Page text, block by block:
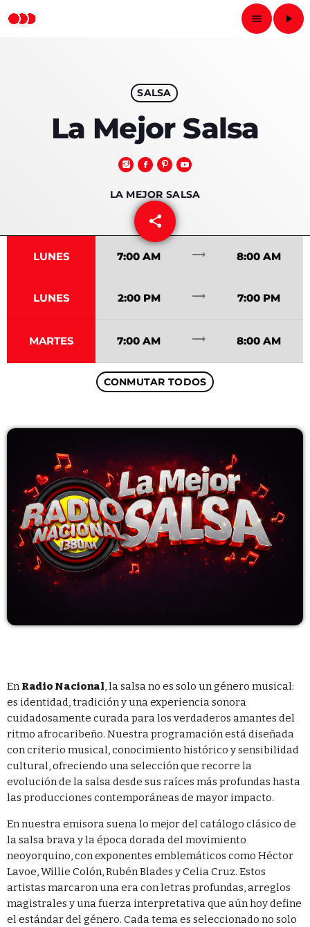
menu
play_arrow
RADIO NACIONAL
PODCASTS
CONTACTO
octubre 2022
julio 2021
junio 2021
mayo 2021
abril 2021
Education
General
Health
Lifestyle
Sports
Technology
UPCOMING SHOWS
SALSA
La Mejor Salsa
LA MEJOR SALSA
share
email
LUNES 7:00 AM trending_flat 8:00 AM
LUNES 2:00 PM trending_flat 7:00 PM
MARTES 7:00 AM trending_flat 8:00 AM
CONMUTAR TODOS
EnRadio Nacional, la salsa no es solo un género musical:
es identidad, tradición y una experiencia sonora
cuidadosamente curada para los verdaderos amantes del
ritmo afrocaribeño. Nuestra programación está diseñada
con criterio musical, conocimiento histórico y sensibilidad
cultural, ofreciendo una selección que recorre la
evolución de la salsa desde sus raíces más profundas hasta
las producciones contemporáneas de mayor impacto.
En nuestra emisora suena lo mejor del catálogo clásico de
la salsa brava y la época dorada del movimiento
neoyorquino, con exponentes emblemáticos como Héctor
Lavoe,Willie Colón,Rubén Blades yCelia Cruz. Estos
artistas marcaron una era con letras profundas, arreglos
magistrales y una fuerza interpretativa que aún hoy define
el estándar del género. Cada tema es seleccionado no solo